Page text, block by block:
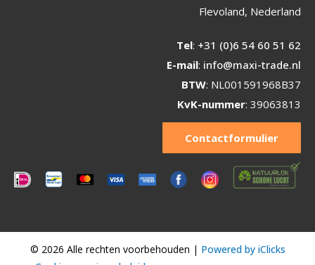
Flevoland, Nederland
Tel: +31 (0)6 54 60 51 62
E-mail: info@maxi-trade.nl
BTW: NL001591968B37
KvK-nummer: 39063813
Contactformulier
© 2026 Alle rechten voorbehouden | Powered by iClicks